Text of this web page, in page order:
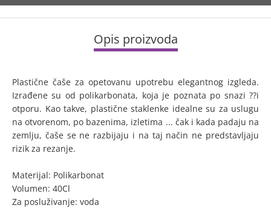
Opis proizvoda
Plastične čaše za opetovanu upotrebu elegantnog izgleda.
Izrađene su od polikarbonata, koja je poznata po snazi ??i
otporu. Kao takve, plastične staklenke idealne su za uslugu
na otvorenom, po bazenima, izletima ... čak i kada padaju na
zemlju, čaše se ne razbijaju i na taj način ne predstavljaju
rizik za rezanje.
Materijal: Polikarbonat
Volumen: 40Cl
Za posluživanje: voda